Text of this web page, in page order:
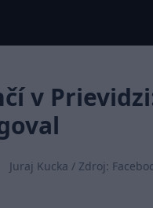
v
Juraj Kucka / Zdroj: